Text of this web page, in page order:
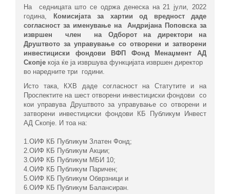
На седницата што се одржа денеска на 21 јули, 2022
година,
Комисијата за хартии од вредност даде
согласност за именување на Андријана Поповска за
извршен член на Одборот на директори на
Друштвото за управување со отворени и затворени
инвестициски фондови ВФП Фонд Менаџмент АД
Скопје која ќе ја извршува функцијата извршен директор
во наредните три години.
Исто така, КХВ даде согласност на Статутите и на
Проспектите на шест отворени инвестициски фондови со
кои управува Друштвото за управување со отворени и
затворени инвестициски фондови КБ Публикум Инвест
АД Скопје. И тоа на:
1.ОИФ КБ Публикум Златен Фонд;
2.ОИФ КБ Публикум Акции;
3.ОИФ КБ Публикум МБИ 10;
4.ОИФ КБ Публикум Паричен;
5.ОИФ КБ Публикум Обврзници и
6.ОИФ КБ Публикум Балансиран.